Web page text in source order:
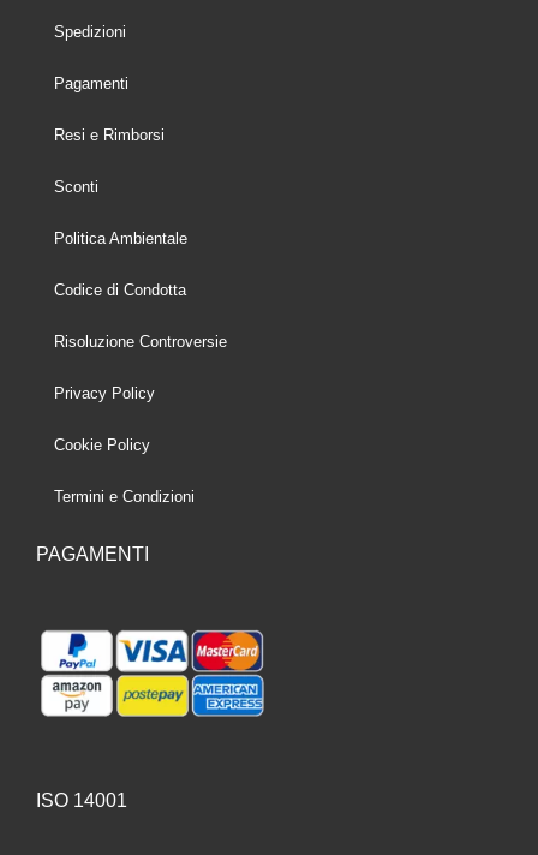
Spedizioni
Pagamenti
Resi e Rimborsi
Sconti
Politica Ambientale
Codice di Condotta
Risoluzione Controversie
Privacy Policy
Cookie Policy
Termini e Condizioni
PAGAMENTI
ISO 14001